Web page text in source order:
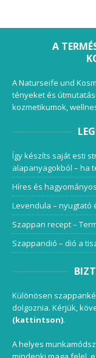
A
A Naturseife und
tényeket és
kozmetikumok,
Így készíts saját esti
alapanyagokból – ha
Híres és
Levendula – nyugtató
Szappan recept –
Szappandió – dió a
Különösen
dolgoznia. Kérjük,
(kattintson).
A helyes